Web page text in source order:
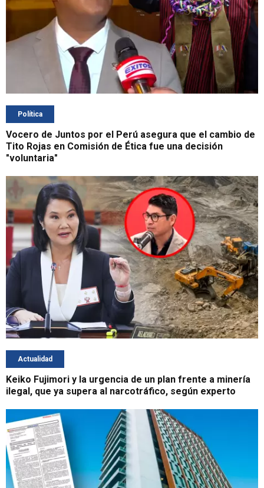
Política
Vocero de Juntos por el Perú asegura que el cambio de
Tito Rojas en Comisión de Ética fue una decisión
"voluntaria"
Actualidad
Keiko Fujimori y la urgencia de un plan frente a minería
ilegal, que ya supera al narcotráfico, según experto